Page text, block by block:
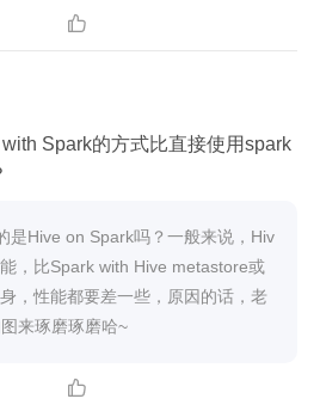

Spark的方式比直接使用spark
是Hive on Spark吗？一般来说，Hiv
，比Spark with Hive metastore或
，性能都要差一些，原因的话，老
来琢磨琢磨哈~
